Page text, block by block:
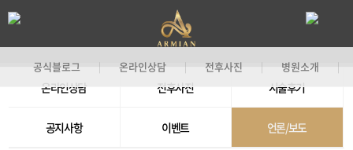
공식블로그 온라인상담 전후사진 병원소개
기
온라인상담 전후사진 시술후기
공지사항 이벤트 언론/보도